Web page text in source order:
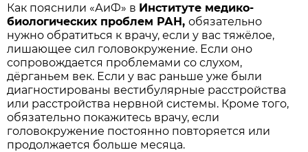
Как пояснили «АиФ» в Институте медико-
биологических проблем РАН,обязательно
нужно обратиться к врачу, если у вас тяжёлое,
лишающее сил головокружение. Если оно
сопровождается проблемами со слухом,
дёрганьем век. Если у вас раньше уже были
диагностированы вестибулярные расстройства
или расстройства нервной системы. Кроме того,
обязательно покажитесь врачу, если
головокружение постоянно повторяется или
продолжается больше месяца.